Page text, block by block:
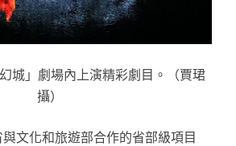
幻城」劇場內上演精彩劇目。（賈珺
攝）
文化和旅遊部合作的省部級項目